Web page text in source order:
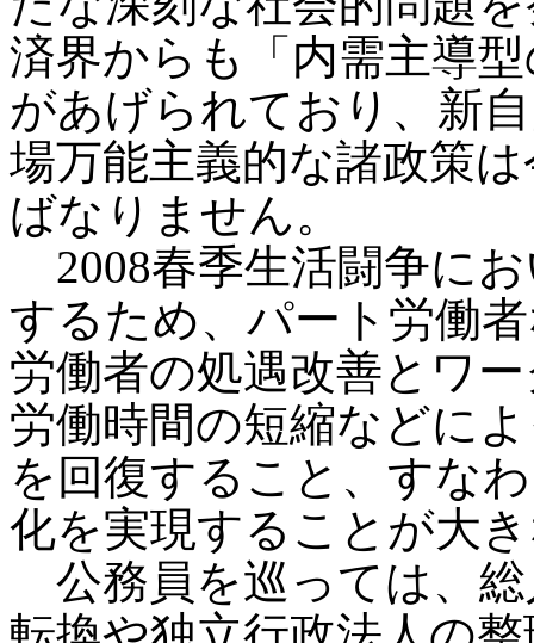
済界からも「内需主導
があげられており、新
場万能主義的な諸政策
ばなりません。
2008春季生活闘争に
するため、パート労働
労働者の処遇改善とワ
労働時間の短縮などに
を回復すること、すな
化を実現することが大
公務員を巡っては、